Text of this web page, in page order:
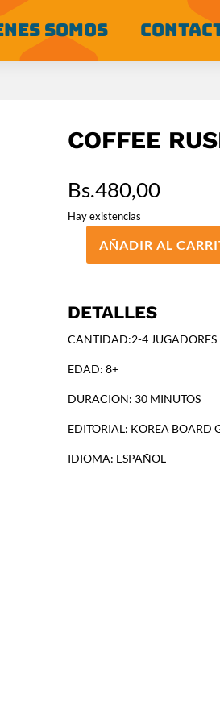
SOMOS
COFFEE
Bs.480,00
Hay existencias
COFFEE
AÑADIR AL
DETALLES
CANTIDAD:2-4 JUGADORES
EDAD: 8+
DURACION: 30 MINUTOS
EDITORIAL: KOREA BOARD
IDIOMA: ESPAÑOL